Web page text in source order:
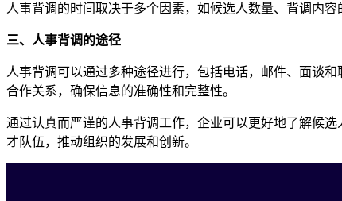
人事背调的时间取决于多个因素，如候选人数量、背调内
三、人事背调的途径
人事背调可以通过多种途径进行，包括电话，邮件、面谈
合作关系，确保信息的准确性和完整性。
通过认真而严谨的人事背调工作，企业可以更好地了解候
才队伍，推动组织的发展和创新。